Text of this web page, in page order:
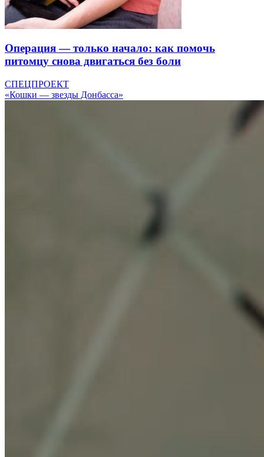
Операция — только начало: как помочь
питомцу снова двигаться без боли
СПЕЦПРОЕКТ
«Кошки — звезды Донбасса»